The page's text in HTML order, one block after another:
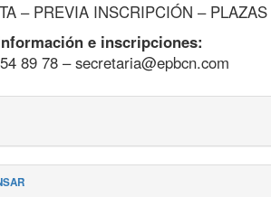
– PREVIA INSCRIPCIÓN –
e inscripciones:
89 78 – secretaria@epbcn.com